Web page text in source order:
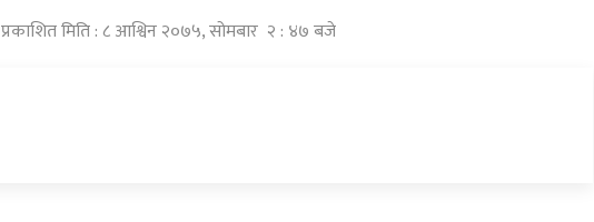
प्रकाशित मिति : ८ आश्विन २०७५, सोमबार २ : ४७ बजे